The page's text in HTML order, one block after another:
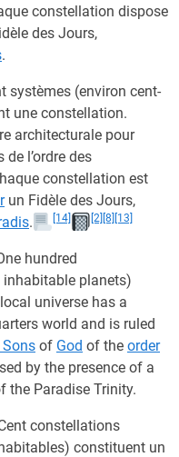
constellation dispose
des Jours,
.
systèmes (environ cent-
une constellation.
architecturale pour
l’ordre des
constellation est
un Fidèle des Jours,
. [14] [2] [8] [13]
hundred
planets)
universe has a
world and is ruled
Sons of God of the order
by the presence of a
the Paradise Trinity.
constellations
constituent un